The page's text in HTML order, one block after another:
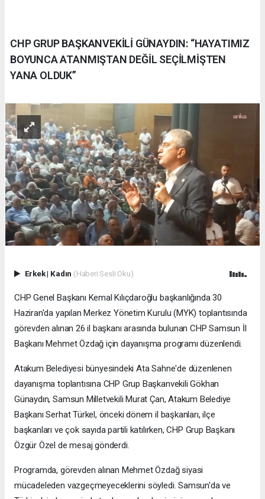
CHP GRUP BAŞKANVEKİLİ GÜNAYDIN: “HAYATIMIZ
BOYUNCA ATANMIŞTAN DEĞİL SEÇİLMİŞTEN
YANA OLDUK”
Erkek| Kadın (Haberi Sesli Oku)
CHP Genel Başkanı Kemal Kılıçdaroğlu başkanlığında 30
Haziran'da yapılan Merkez Yönetim Kurulu (MYK) toplantısında
görevden alınan 26 il başkanı arasında bulunan CHP Samsun İl
Başkanı Mehmet Özdağ için dayanışma programı düzenlendi.
Atakum Belediyesi bünyesindeki Ata Sahne'de düzenlenen
dayanışma toplantısına CHP Grup Başkanvekili Gökhan
Günaydın, Samsun Milletvekili Murat Çan, Atakum Belediye
Başkanı Serhat Türkel, önceki dönem il başkanları, ilçe
başkanları ve çok sayıda partili katılırken, CHP Grup Başkanı
Özgür Özel de mesaj gönderdi.
Programda, görevden alınan Mehmet Özdağ siyasi
mücadeleden vazgeçmeyeceklerini söyledi. Samsun'da ve